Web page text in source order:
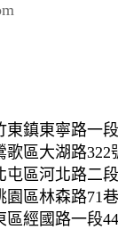
鎮東寧路一
歌區大湖路322
區河北路二
區林森路71
經國路一段